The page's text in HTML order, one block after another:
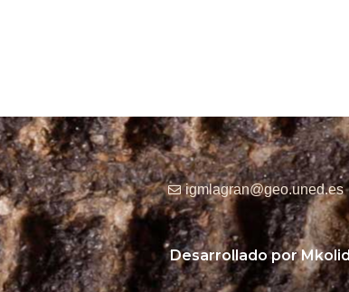
igmlagran@geo.uned.es
Desarrollado por Mkolid